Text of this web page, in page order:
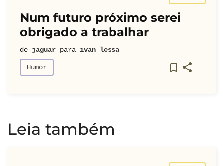
Num futuro próximo serei
obrigado a trabalhar
de jaguar para ivan lessa
Humor
Leia também